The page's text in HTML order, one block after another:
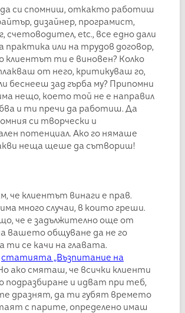
си спомниш, откакто работиш
дизайнер, програмист,
счетоводител, etc., все едно дали
практика или на трудов договор,
клиентът ти е виновен? Колко
от него, критикуваш го,
беснееш зад гърба му? Припомни
нещо, което той не е направил
и ти пречи да работиш. Да
си творчески и
потенциал. Ако го нямаше
неща щеше да сътвориш!
че клиентът винаги е прав.
много случаи, в които греши.
че е задължително още от
вашето общуване да не го
ти се качи на главата.
статията „Възпитание на
ако смяташ, че всички клиенти
подразбиране и идват при теб,
дразнят, да ти губят времето
с парите, определено имаш